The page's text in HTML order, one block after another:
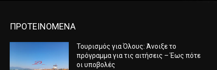
ΠΡΟΤΕΙΝΟΜΕΝΑ
Τουρισμός για Όλους: Άνοιξε το
πρόγραμμα για τις αιτήσεις – Έως πότε
οι υποβολές